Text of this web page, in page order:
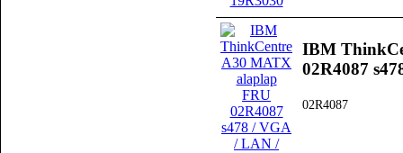
IBM
02R4087
02R4087